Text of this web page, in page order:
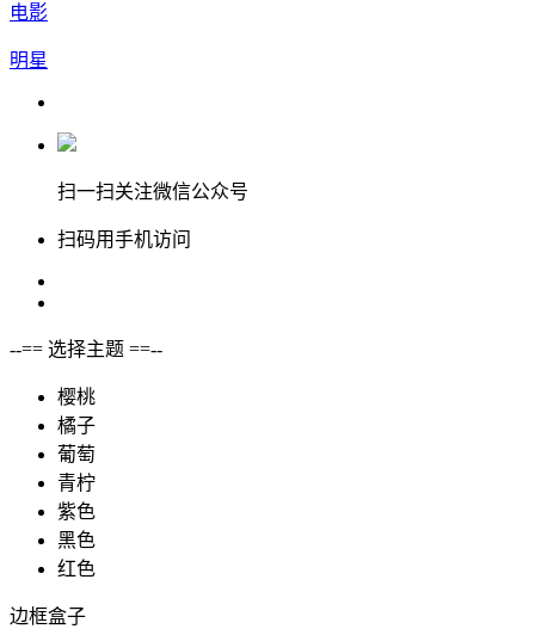
电影
明星
扫一扫关注微信公众号
扫码用手机访问
--== 选择主题 ==--
樱桃
橘子
葡萄
青柠
紫色
黑色
红色
边框盒子